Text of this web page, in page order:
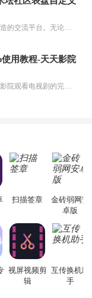
用教程-天天影院
扫描签章
金砖弱网安
卓版
视屏视频剪
辑
互传换机助
手